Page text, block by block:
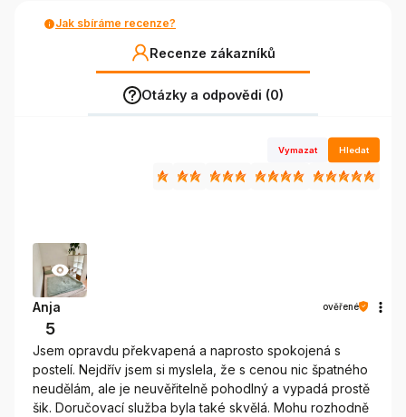
Jak sbíráme recenze?
Recenze zákazníků
Otázky a odpovědi (0)
Vymazat Hledat
Anja ověřené
5
Jsem opravdu překvapená a naprosto spokojená s
postelí. Nejdřív jsem si myslela, že s cenou nic špatného
neudělám, ale je neuvěřitelně pohodlný a vypadá prostě
šik. Doručovací služba byla také skvělá. Mohu rozhodně